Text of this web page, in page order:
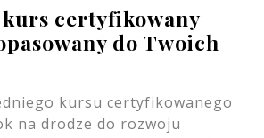
kurs certyfikowany
do Twoich
kursu certyfikowanego
na drodze do rozwoju